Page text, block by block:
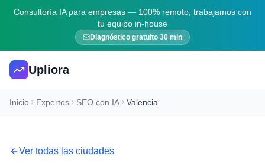
Consultoría IA para empresas — 100% remoto, trabajamos con
tu equipo in-house
Diagnóstico gratuito 30 min
Upliora
Inicio Expertos SEO con IA Valencia
Ver todas las ciudades